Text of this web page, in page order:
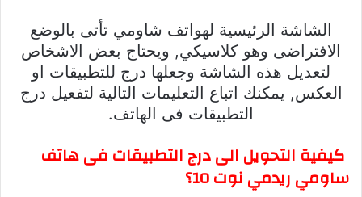
الشاشة الرئيسية لهواتف شاومي تأتى بالوضع
الافتراضى وهو كلاسيكي, ويحتاج بعض الاشخاص
لتعديل هذه الشاشة وجعلها درج للتطبيقات او
العكس, يمكنك اتباع التعليمات التالية لتفعيل درج
التطبيقات فى الهاتف.
كيفية التحويل الى درج التطبيقات فى هاتف
ساومي ريدمي نوت 10؟